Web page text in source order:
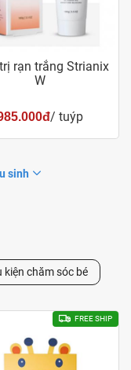
rạn trắng Strianix
W
/ tuýp
sinh
kiện chăm sóc bé
FREE SHIP